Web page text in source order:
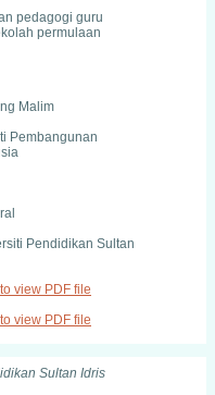
pedagogi guru
permulaan
Malim
Pembangunan
Pendidikan Sultan
view PDF file
view PDF file
Sultan Idris